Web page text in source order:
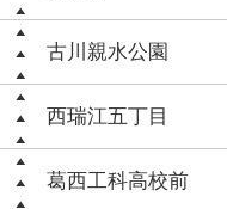
古川親水公園
西瑞江五丁目
葛西工科高校前